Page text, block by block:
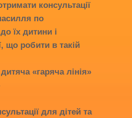
консультації
по
їх дитини і
що робити в такій
«гаряча лінія»
для дітей та